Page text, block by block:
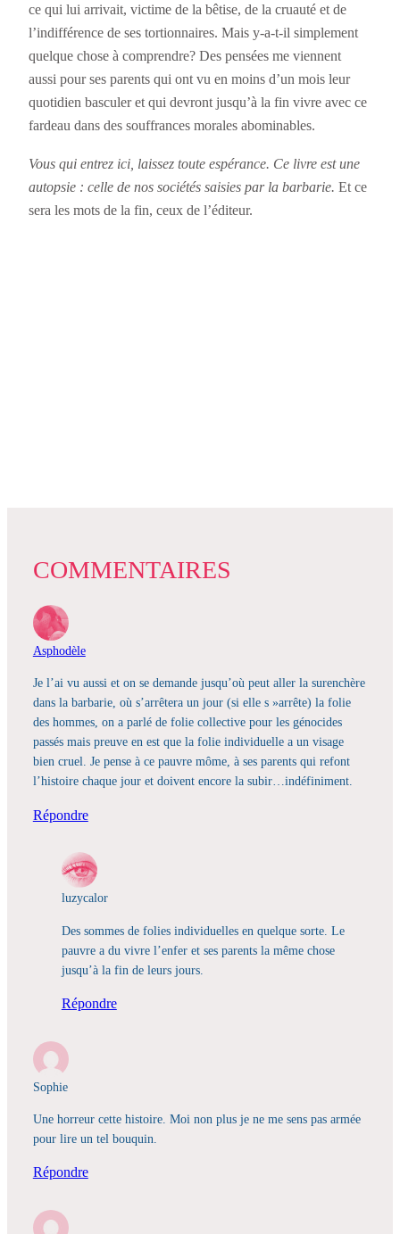
ce qui lui arrivait, victime de la bêtise, de la cruauté et de
l’indifférence de ses tortionnaires. Mais y-a-t-il simplement
quelque chose à comprendre? Des pensées me viennent
aussi pour ses parents qui ont vu en moins d’un mois leur
quotidien basculer et qui devront jusqu’à la fin vivre avec ce
fardeau dans des souffrances morales abominables.
Vous qui entrez ici, laissez toute espérance. Ce livre est une
autopsie : celle de nos sociétés saisies par la barbarie. Et ce
sera les mots de la fin, ceux de l’éditeur.
COMMENTAIRES
Asphodèle
Je l’ai vu aussi et on se demande jusqu’où peut aller la surenchère
dans la barbarie, où s’arrêtera un jour (si elle s »arrête) la folie
des hommes, on a parlé de folie collective pour les génocides
passés mais preuve en est que la folie individuelle a un visage
bien cruel. Je pense à ce pauvre môme, à ses parents qui refont
l’histoire chaque jour et doivent encore la subir…indéfiniment.
Répondre
luzycalor
Des sommes de folies individuelles en quelque sorte. Le
pauvre a du vivre l’enfer et ses parents la même chose
jusqu’à la fin de leurs jours.
Répondre
Sophie
Une horreur cette histoire. Moi non plus je ne me sens pas armée
pour lire un tel bouquin.
Répondre